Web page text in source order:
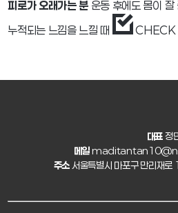
피로가 오래가는 분 운동 후에도 몸이
누적되는 느낌을 느낄 때
CHECK
대표정
메일
주소 서울특별시 마포구 만리재